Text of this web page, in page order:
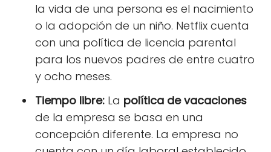
la vida de una persona es el nacimiento
o la adopción de un niño. Netflix cuenta
con una política de licencia parental
para los nuevos padres de entre cuatro
y ocho meses.
Tiempo libre: La política de vacaciones
de la empresa se basa en una
concepción diferente. La empresa no